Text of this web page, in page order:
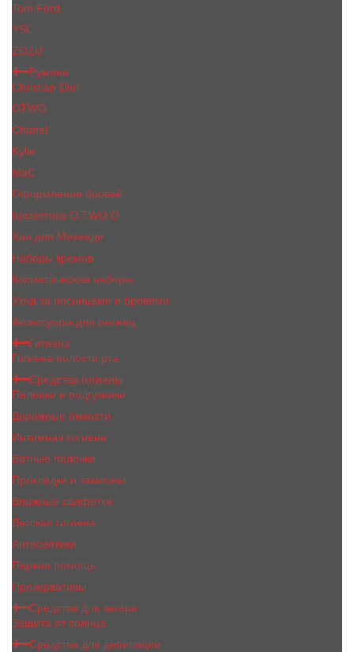
Tom Ford
YSL
ZOZU
Румяна
Christian Dior
OTWO
Сhanеl
Kylie
MaC
Оформление бровей
Косметика O.TWO.O
Хна для Мехенди
Наборы кремов
Косметические наборы
Уход за ресницами и бровями
Аксессуары для ресниц
Гигиена
Гигиена полости рта
Средства гигиены
Пелёнки и подгузники
Дорожные ёмкости
Интимная гигиена
Ватные палочки
Прокладки и тампоны
Влажные салфетки
Детская гигиена
Антисептики
Первая помощь
Презервативы
Средства для загара
Защита от солнца
Средства для депиляции